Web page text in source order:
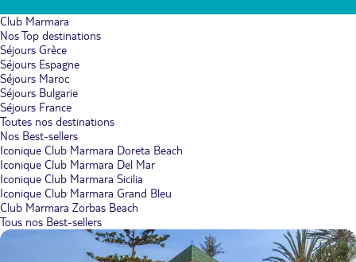
Club Marmara
Nos Top destinations
Séjours Grèce
Séjours Espagne
Séjours Maroc
Séjours Bulgarie
Séjours France
Toutes nos destinations
Nos Best-sellers
Iconique Club Marmara Doreta Beach
Iconique Club Marmara Del Mar
Iconique Club Marmara Sicilia
Iconique Club Marmara Grand Bleu
Club Marmara Zorbas Beach
Tous nos Best-sellers